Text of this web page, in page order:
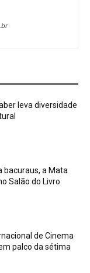
leva diversidade
bacuraus, a Mata
Salão do Livro
de Cinema
palco da sétima